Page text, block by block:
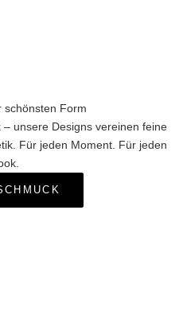
schönsten Form
unsere Designs vereinen feine
Für jeden Moment. Für jeden